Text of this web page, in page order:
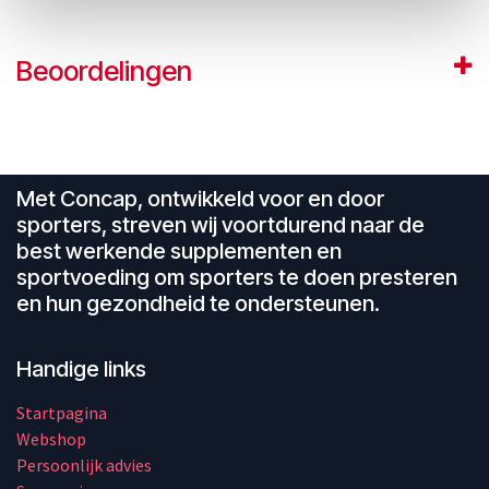
Beoordelingen
Met Concap, ontwikkeld voor en door
sporters, streven wij voortdurend naar de
best werkende supplementen en
sportvoeding om sporters te doen presteren
en hun gezondheid te ondersteunen.
Handige links
Startpagina
Webshop
Persoonlijk advies